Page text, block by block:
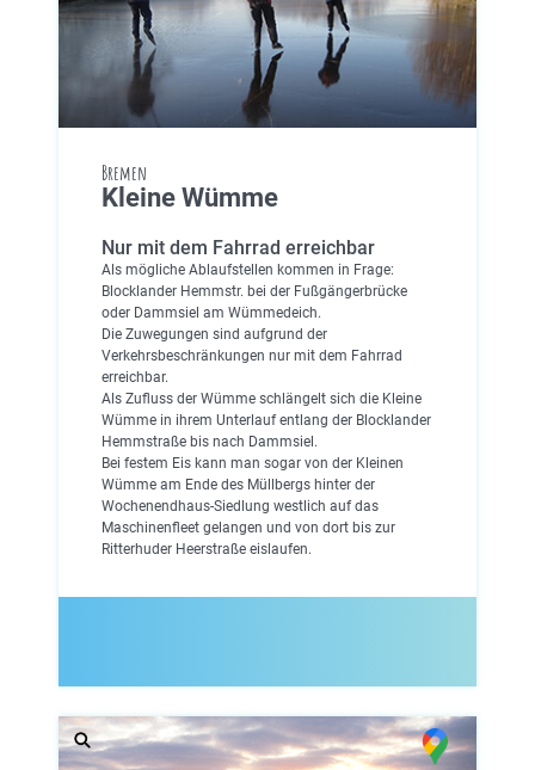
Bremen
Kleine Wümme
Nur mit dem Fahrrad erreichbar
Als mögliche Ablaufstellen kommen in Frage:
Blocklander Hemmstr. bei der Fußgängerbrücke
oder Dammsiel am Wümmedeich.
Die Zuwegungen sind aufgrund der
Verkehrsbeschränkungen nur mit dem Fahrrad
erreichbar.
Als Zufluss der Wümme schlängelt sich die Kleine
Wümme in ihrem Unterlauf entlang der Blocklander
Hemmstraße bis nach Dammsiel.
Bei festem Eis kann man sogar von der Kleinen
Wümme am Ende des Müllbergs hinter der
Wochenendhaus-Siedlung westlich auf das
Maschinenfleet gelangen und von dort bis zur
Ritterhuder Heerstraße eislaufen.